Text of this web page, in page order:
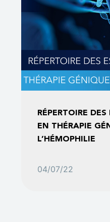
RÉPERTOIRE
EN THÉRAPIE
L’HÉMOPHILIE
04/07/22